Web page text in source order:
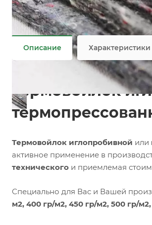
Задать вопрос
Войлок, Лайттек, Форплит,
Не является публичной офертой
Описание Характеристики
Термовойлок
Термовойлок иглопробивной или
активное применение в
технического и приемлемая
Специально для Вас и Вашей
м2, 400 гр/м2, 450 гр/м2, 500 гр/